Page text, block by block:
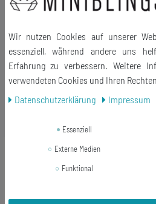
Größe des Anhängers: 30mm
Lieferumfang: 1 Halskette
Fahrrad
Stecker
Wir nutzen Cookies auf unserer
essenziell, während andere uns
Erfahrung zu verbessern. Weitere
verwendeten Cookies und Ihren
Daten­schutz­erklärung
Impressum
Essenziell
Externe Medien
Funktional